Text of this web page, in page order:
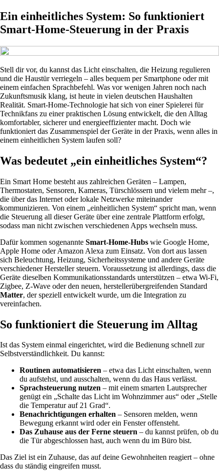
Ein einheitliches System: So funktioniert
Smart-Home-Steuerung in der Praxis
Stell dir vor, du kannst das Licht einschalten, die Heizung regulieren
und die Haustür verriegeln – alles bequem per Smartphone oder mit
einem einfachen Sprachbefehl. Was vor wenigen Jahren noch nach
Zukunftsmusik klang, ist heute in vielen deutschen Haushalten
Realität. Smart-Home-Technologie hat sich von einer Spielerei für
Technikfans zu einer praktischen Lösung entwickelt, die den Alltag
komfortabler, sicherer und energieeffizienter macht. Doch wie
funktioniert das Zusammenspiel der Geräte in der Praxis, wenn alles in
einem einheitlichen System laufen soll?
Was bedeutet „ein einheitliches System“?
Ein Smart Home besteht aus zahlreichen Geräten – Lampen,
Thermostaten, Sensoren, Kameras, Türschlössern und vielem mehr –,
die über das Internet oder lokale Netzwerke miteinander
kommunizieren. Von einem „einheitlichen System“ spricht man, wenn
die Steuerung all dieser Geräte über eine zentrale Plattform erfolgt,
sodass man nicht zwischen verschiedenen Apps wechseln muss.
Dafür kommen sogenannte Smart-Home-Hubs wie Google Home,
Apple Home oder Amazon Alexa zum Einsatz. Von dort aus lassen
sich Beleuchtung, Heizung, Sicherheitssysteme und andere Geräte
verschiedener Hersteller steuern. Voraussetzung ist allerdings, dass die
Geräte dieselben Kommunikationsstandards unterstützen – etwa Wi-Fi,
Zigbee, Z-Wave oder den neuen, herstellerübergreifenden Standard
Matter, der speziell entwickelt wurde, um die Integration zu
vereinfachen.
So funktioniert die Steuerung im Alltag
Ist das System einmal eingerichtet, wird die Bedienung schnell zur
Selbstverständlichkeit. Du kannst:
Routinen automatisieren – etwa das Licht einschalten, wenn
du aufstehst, und ausschalten, wenn du das Haus verlässt.
Sprachsteuerung nutzen – mit einem smarten Lautsprecher
genügt ein „Schalte das Licht im Wohnzimmer aus“ oder „Stelle
die Temperatur auf 21 Grad“.
Benachrichtigungen erhalten – Sensoren melden, wenn
Bewegung erkannt wird oder ein Fenster offensteht.
Das Zuhause aus der Ferne steuern – du kannst prüfen, ob du
die Tür abgeschlossen hast, auch wenn du im Büro bist.
Das Ziel ist ein Zuhause, das auf deine Gewohnheiten reagiert – ohne
dass du ständig eingreifen musst.